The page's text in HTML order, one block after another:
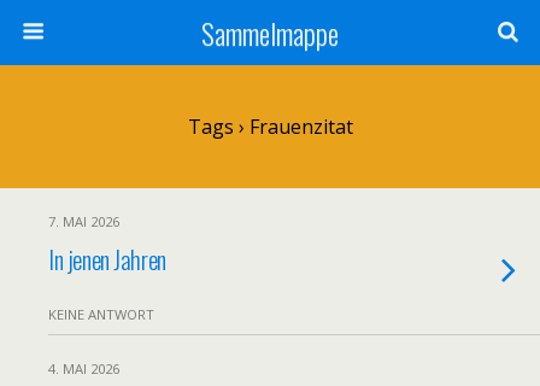
Sammelmappe
Tags › Frauenzitat
7. MAI 2026
In jenen Jahren
KEINE ANTWORT
4. MAI 2026